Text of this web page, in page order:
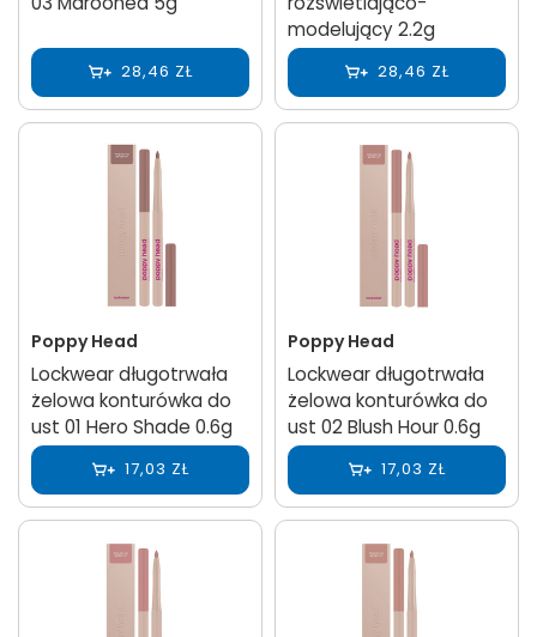
28,46 ZŁ
modelujący 2.2g
28,46 ZŁ
Poppy Head
Lockwear długotrwała
żelowa konturówka do
ust 01 Hero Shade 0.6g
17,03 ZŁ
Poppy Head
Lockwear długotrwała
żelowa konturówka do
ust 02 Blush Hour 0.6g
17,03 ZŁ